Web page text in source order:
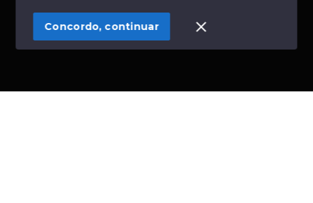
SITE PARA IMOBILIARIA
Concordo, continuar